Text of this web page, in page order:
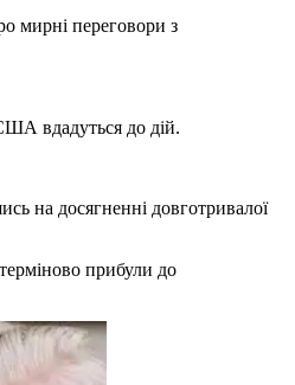
мирні переговори з
вдадуться до дій.
на досягненні довготривалої
прибули до